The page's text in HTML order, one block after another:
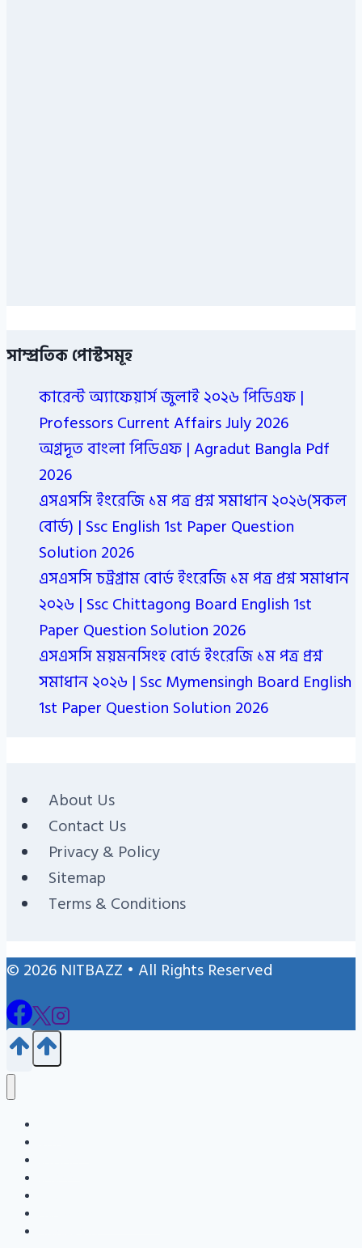
সাম্প্রতিক পোস্টসমূহ
কারেন্ট অ্যাফেয়ার্স জুলাই ২০২৬ পিডিএফ |
Professors Current Affairs July 2026
অগ্রদূত বাংলা পিডিএফ | Agradut Bangla Pdf
2026
এসএসসি ইংরেজি ১ম পত্র প্রশ্ন সমাধান ২০২৬(সকল
বোর্ড) | Ssc English 1st Paper Question
Solution 2026
এসএসসি চট্রগ্রাম বোর্ড ইংরেজি ১ম পত্র প্রশ্ন সমাধান
২০২৬ | Ssc Chittagong Board English 1st
Paper Question Solution 2026
এসএসসি ময়মনসিংহ বোর্ড ইংরেজি ১ম পত্র প্রশ্ন
সমাধান ২০২৬ | Ssc Mymensingh Board English
1st Paper Question Solution 2026
About Us
Contact Us
Privacy & Policy
Sitemap
Terms & Conditions
© 2026 NITBAZZ • All Rights Reserved